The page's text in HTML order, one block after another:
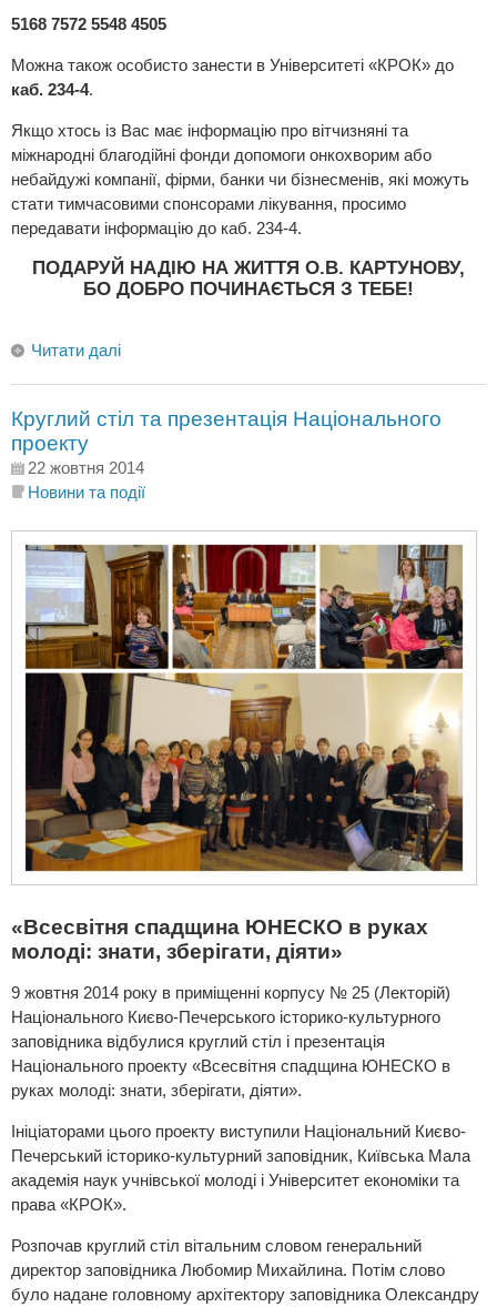
5168 7572 5548 4505
Можна також особисто занести в Університеті «КРОК» до
каб. 234-4.
Якщо хтось із Вас має інформацію про вітчизняні та
міжнародні благодійні фонди допомоги онкохворим або
небайдужі компанії, фірми, банки чи бізнесменів, які можуть
стати тимчасовими спонсорами лікування, просимо
передавати інформацію до каб. 234-4.
ПОДАРУЙ НАДІЮ НА ЖИТТЯ О.В. КАРТУНОВУ,
БО ДОБРО ПОЧИНАЄТЬСЯ З ТЕБЕ!
Читати далі
Круглий стіл та презентація Національного
проекту
22 жовтня 2014
Новини та події
«Всесвітня спадщина ЮНЕСКО в руках
молоді: знати, зберігати, діяти»
9 жовтня 2014 року в приміщенні корпусу № 25 (Лекторій)
Національного Києво-Печерського історико-культурного
заповідника відбулися круглий стіл і презентація
Національного проекту «Всесвітня спадщина ЮНЕСКО в
руках молоді: знати, зберігати, діяти».
Ініціаторами цього проекту виступили Національний Києво-
Печерський історико-культурний заповідник, Київська Мала
академія наук учнівської молоді і Університет економіки та
права «КРОК».
Розпочав круглий стіл вітальним словом генеральний
директор заповідника Любомир Михайлина. Потім слово
було надане головному архітектору заповідника Олександру